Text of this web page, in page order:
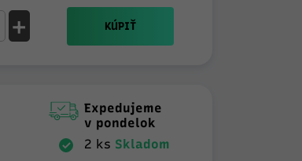
+ KÚPIŤ
Expedujeme
v pondelok
2 ks Skladom